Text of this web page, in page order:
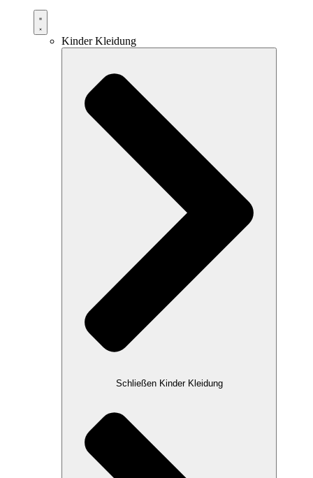
Kinder Kleidung
Schließen Kinder Kleidung